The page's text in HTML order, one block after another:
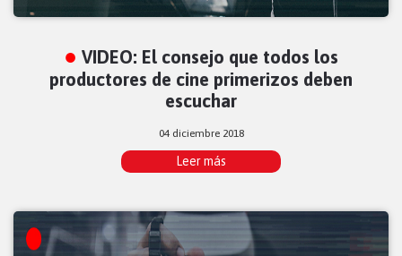
VIDEO: El consejo que todos los
productores de cine primerizos deben
escuchar
04 diciembre 2018
Leer más